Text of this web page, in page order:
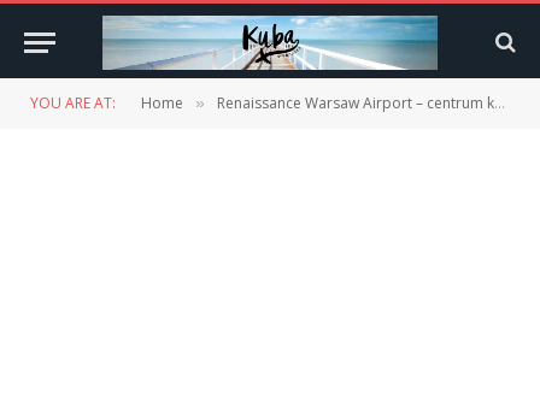
YOU ARE AT: Home » Renaissance Warsaw Airport – centrum konferencyjne (12)